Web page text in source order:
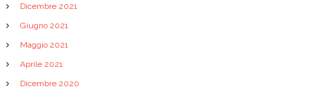
Dicembre 2021
Giugno 2021
Maggio 2021
Aprile 2021
Dicembre 2020